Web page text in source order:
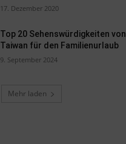
17. Dezember 2020
Top 20 Sehenswürdigkeiten von
Taiwan für den Familienurlaub
9. September 2024
Mehr laden